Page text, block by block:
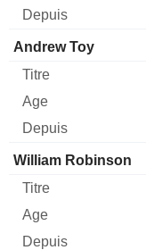
Andrew Toy
William Robinson